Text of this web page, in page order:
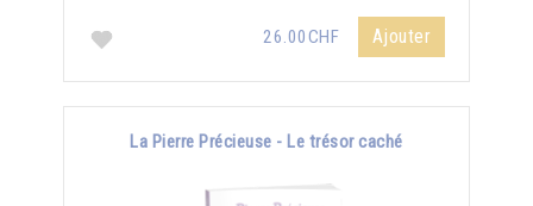
26.00CHF Ajouter
La Pierre Précieuse - Le trésor caché